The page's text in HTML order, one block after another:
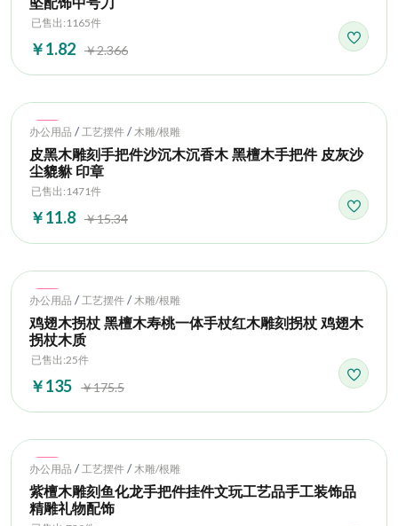
坠配饰中号刀
已售出:1165件
￥1.82 ￥2.366
Hot
办公用品 / 工艺摆件 / 木雕/根雕
皮黑木雕刻手把件沙沉木沉香木 黑檀木手把件 皮灰沙
尘貔貅 印章
已售出:1471件
￥11.8 ￥15.34
Hot
办公用品 / 工艺摆件 / 木雕/根雕
鸡翅木拐杖 黑檀木寿桃一体手杖红木雕刻拐杖 鸡翅木
拐杖木质
已售出:25件
￥135 ￥175.5
Hot
办公用品 / 工艺摆件 / 木雕/根雕
紫檀木雕刻鱼化龙手把件挂件文玩工艺品手工装饰品
精雕礼物配饰